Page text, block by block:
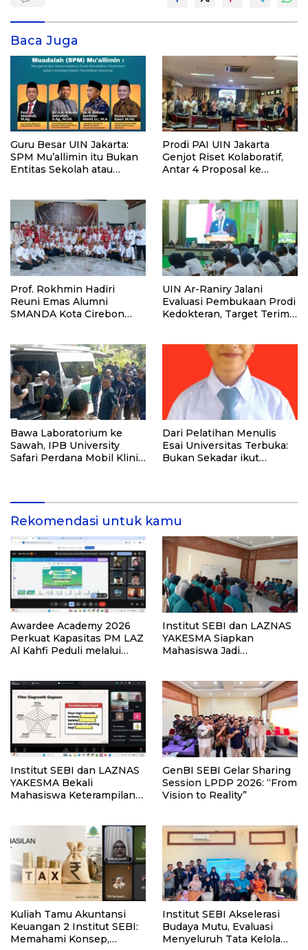
Baca Juga
Guru Besar UIN Jakarta:
SPM Mu’allimin itu Bukan
Entitas Sekolah atau
Prodi PAI UIN Jakarta
Genjot Riset Kolaboratif,
Antar 4 Proposal ke
Prof. Rokhmin Hadiri
Reuni Emas Alumni
SMANDA Kota Cirebon
UIN Ar-Raniry Jalani
Evaluasi Pembukaan Prodi
Kedokteran, Target Terima
Bawa Laboratorium ke
Sawah, IPB University
Safari Perdana Mobil Klinik
Dari Pelatihan Menulis
Esai Universitas Terbuka:
Bukan Sekadar ikut
Rekomendasi untuk kamu
Awardee Academy 2026
Perkuat Kapasitas PM LAZ
Al Kahfi Peduli melalui
Institut SEBI dan LAZNAS
YAKESMA Siapkan
Mahasiswa Jadi
Institut SEBI dan LAZNAS
YAKESMA Bekali
Mahasiswa Keterampilan
GenBI SEBI Gelar Sharing
Session LPDP 2026: “From
Vision to Reality”
Kuliah Tamu Akuntansi
Keuangan 2 Institut SEBI:
Memahami Konsep,
Institut SEBI Akselerasi
Budaya Mutu, Evaluasi
Menyeluruh Tata Kelola